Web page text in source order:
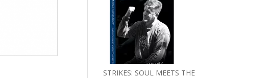
STRIKES: SOUL MEETS THE